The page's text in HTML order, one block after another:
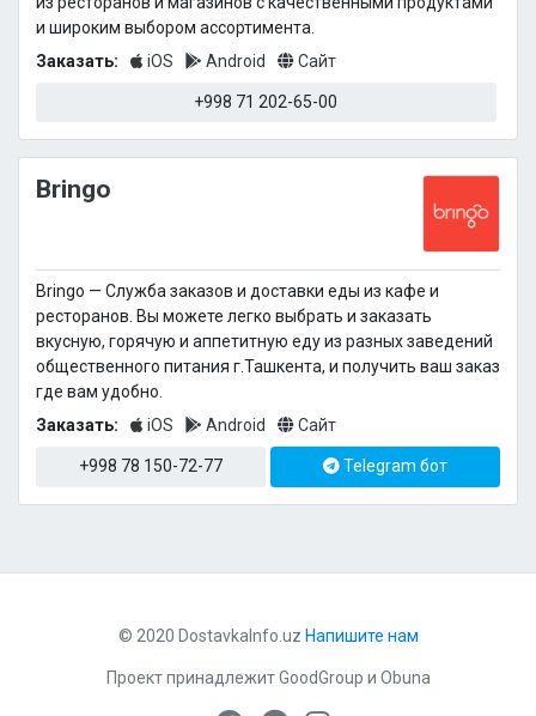
и широким выбором ассортимента.
Заказать:
iOS Android Сайт
+998 71 202-65-00
Bringo
Bringo — Cлужба заказов и доставки еды из кафе и
ресторанов. Вы можете легко выбрать и заказать
вкусную, горячую и аппетитную еду из разных заведений
общественного питания г.Ташкента, и получить ваш заказ
где вам удобно.
Заказать:
iOS Android Сайт
+998 78 150-72-77 Telegram бот
© 2020 DostavkaInfo.uz Напишите нам
Проект принадлежитGoodGroup и Obuna